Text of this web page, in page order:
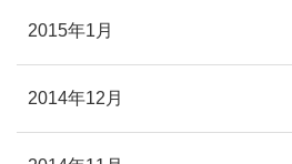
2015年1月
2014年12月